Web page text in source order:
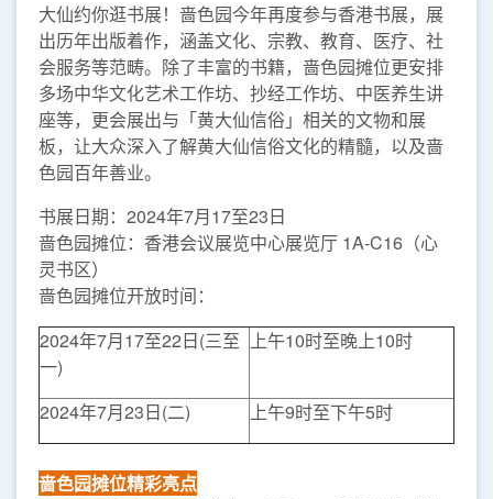
大仙约你逛书展！啬色园今年再度参与香港书展，展
出历年出版着作，涵盖文化、宗教、教育、医疗、社
会服务等范畴。除了丰富的书籍，啬色园摊位更安排
多场中华文化艺术工作坊、抄经工作坊、中医养生讲
座等，更会展出与「黄大仙信俗」相关的文物和展
板，让大众深入了解黄大仙信俗文化的精髓，以及啬
色园百年善业。
书展日期：2024年7月17至23日
啬色园摊位：香港会议展览中心展览厅 1A-C16（心
灵书区）
啬色园摊位开放时间：
2024年7月17至22日(三至
一)
上午10时至晚上10时
2024年7月23日(二) 上午9时至下午5时
啬色园摊位精彩亮点